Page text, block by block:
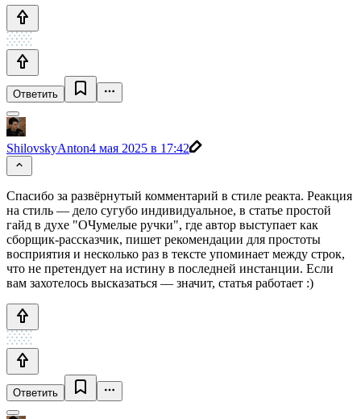
Ответить
ShilovskyAnton4 мая 2025 в 17:42
Спасибо за развёрнутый комментарий в стиле реакта. Реакция
на стиль — дело сугубо индивидуальное, в статье простой
гайд в духе "ОЧумелые ручки", где автор выступает как
сборщик-рассказчик, пишет рекомендации для простоты
восприятия и несколько раз в тексте упоминает между строк,
что не претендует на истину в последней инстанции. Если
вам захотелось высказаться — значит, статья работает :)
Ответить